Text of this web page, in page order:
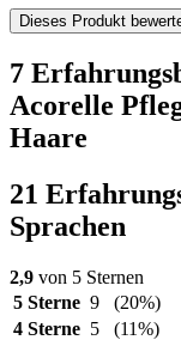
Dieses Produkt
7
Acorelle
Haare
21
Sprachen
2,9 von 5 Sternen
5 Sterne 9
(20%)
4 Sterne 5
(11%)